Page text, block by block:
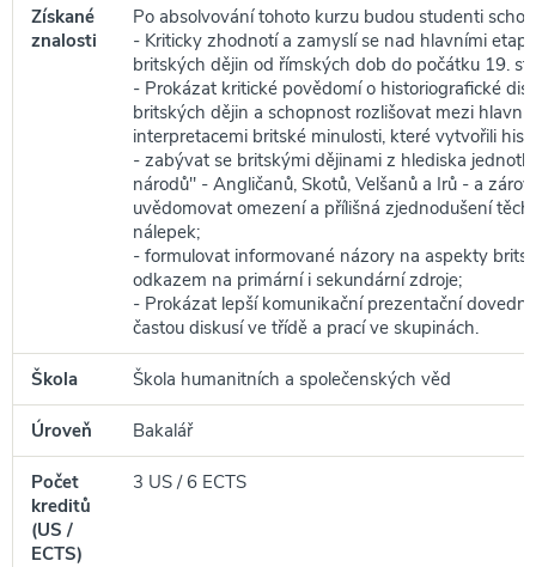
Získané
znalosti
Po absolvování tohoto kurzu budou studenti
- Kriticky zhodnotí a zamyslí se nad hlavními
britských dějin od římských dob do počátku 19.
- Prokázat kritické povědomí o historiografické
britských dějin a schopnost rozlišovat mezi
interpretacemi britské minulosti, které vytvořili
- zabývat se britskými dějinami z hlediska
národů" - Angličanů, Skotů, Velšanů a Irů - a
uvědomovat omezení a přílišná zjednodušení
nálepek;
- formulovat informované názory na aspekty
odkazem na primární i sekundární zdroje;
- Prokázat lepší komunikační prezentační
častou diskusí ve třídě a prací ve skupinách.
Škola Škola humanitních a společenských věd
Úroveň Bakalář
Počet
kreditů
(US /
ECTS)
3 US / 6 ECTS